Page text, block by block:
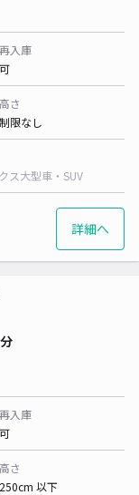
再入庫
可
高さ
制限なし
ス大型車・SUV
詳細へ
再入庫
可
高さ
250cm 以下